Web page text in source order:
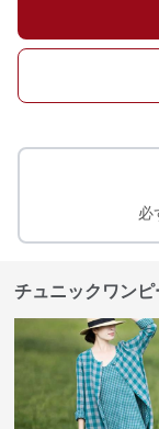
必
チュニックワン